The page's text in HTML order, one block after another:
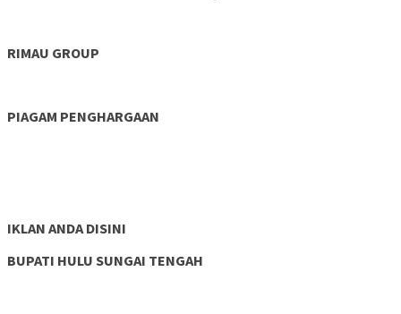
RIMAU GROUP
PIAGAM PENGHARGAAN
IKLAN ANDA DISINI
BUPATI HULU SUNGAI TENGAH